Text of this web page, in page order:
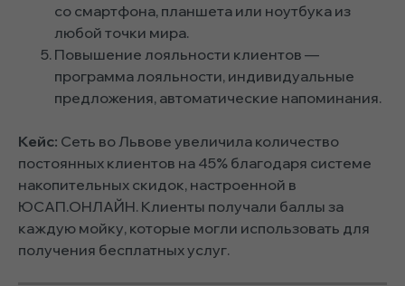
со смартфона, планшета или ноутбука из
любой точки мира.
Повышение лояльности клиентов —
программа лояльности, индивидуальные
предложения, автоматические напоминания.
Кейс: Сеть во Львове увеличила количество
постоянных клиентов на 45% благодаря системе
накопительных скидок, настроенной в
ЮСАП.ОНЛАЙН. Клиенты получали баллы за
каждую мойку, которые могли использовать для
получения бесплатных услуг.